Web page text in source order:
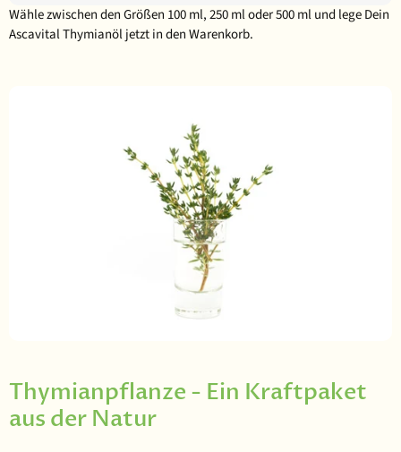
Wähle zwischen den Größen 100 ml, 250 ml oder 500 ml und lege Dein
Ascavital Thymianöl jetzt in den Warenkorb.
Thymianpflanze - Ein Kraftpaket
aus der Natur